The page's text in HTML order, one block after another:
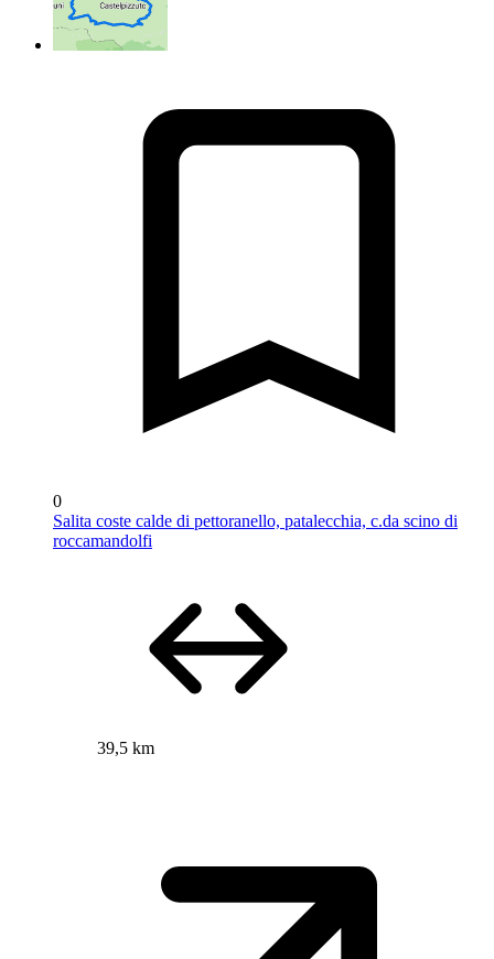
0
Salita coste calde di pettoranello, patalecchia, c.da scino di
roccamandolfi
39,5 km